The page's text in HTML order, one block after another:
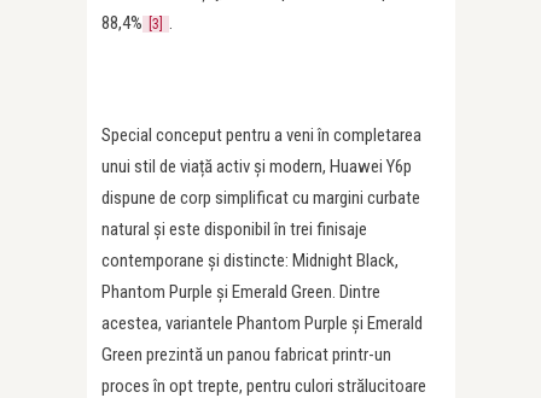
88,4%
[3] .
Special conceput pentru a veni în completarea
unui stil de viață activ și modern, Huawei Y6p
dispune de corp simplificat cu margini curbate
natural și este disponibil în trei finisaje
contemporane și distincte: Midnight Black,
Phantom Purple și Emerald Green. Dintre
acestea, variantele Phantom Purple și Emerald
Green prezintă un panou fabricat printr-un
proces în opt trepte, pentru culori strălucitoare